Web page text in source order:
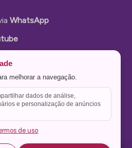
WhatsApp
melhorar a navegação.
dados de análise,
e personalização de anúncios
de uso